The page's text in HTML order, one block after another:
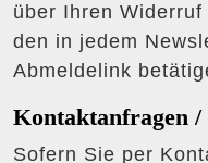
über Ihren
den in jedem
Abmeldelink
Kontaktanfragen
Sofern Sie per